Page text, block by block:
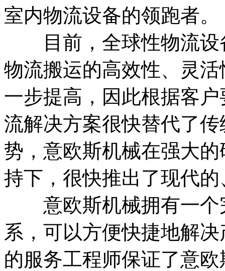
室内物流设备的领跑者。
目前，全球性物流设
物流搬运的高效性、灵
一步提高，因此根据客
流解决方案很快替代了
势，意欧斯机械在强大
持下，很快推出了现代
意欧斯机械拥有一个
系，可以方便快捷地解
的服务工程师保证了意